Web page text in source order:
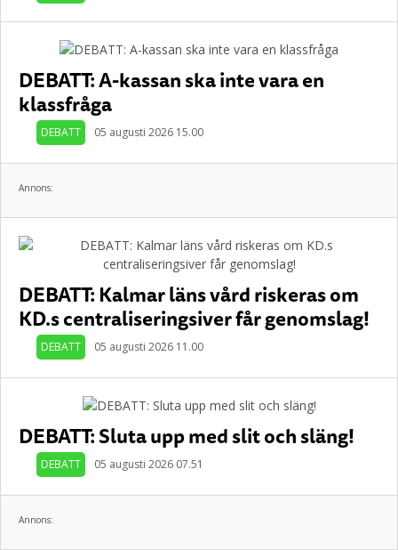
DEBATT: A-kassan ska inte vara en
klassfråga
DEBATT 05 augusti 2026 15.00
Annons:
DEBATT: Kalmar läns vård riskeras om
KD.s centraliseringsiver får genomslag!
DEBATT 05 augusti 2026 11.00
DEBATT: Sluta upp med slit och släng!
DEBATT 05 augusti 2026 07.51
Annons: